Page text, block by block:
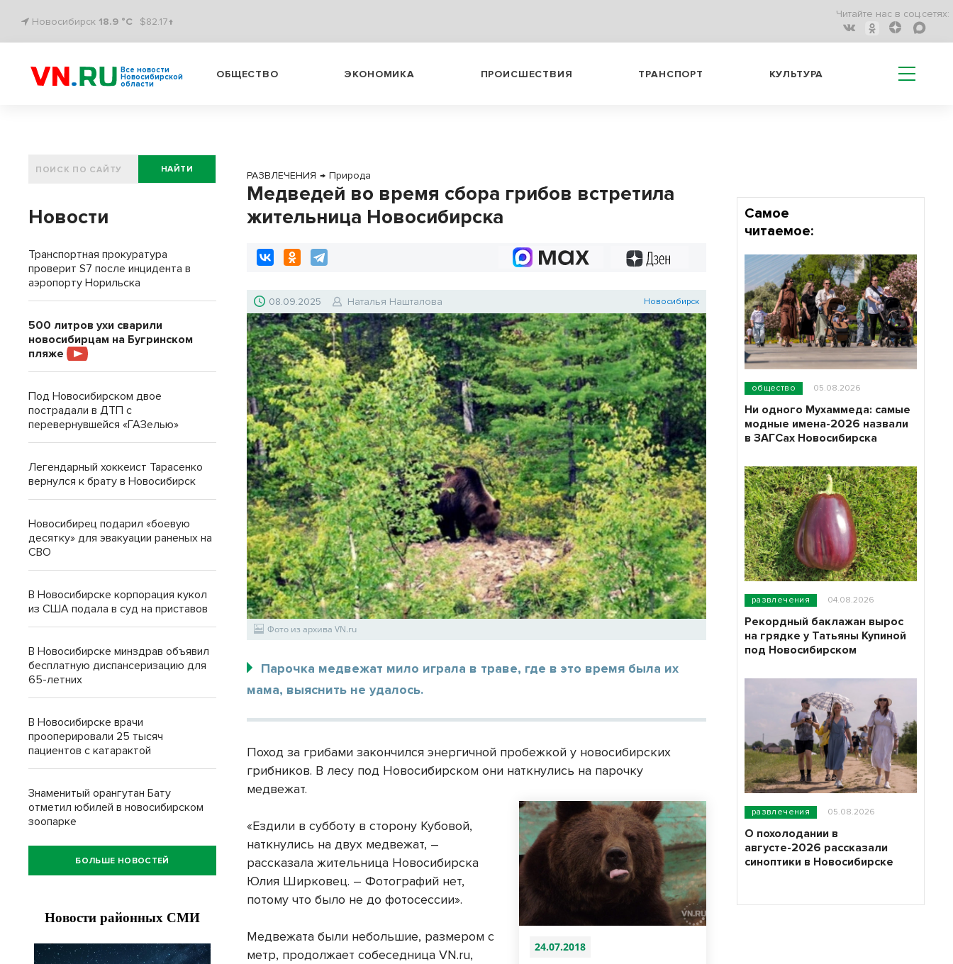
Новосибирск 18.9 °C $82.17↑
Читайте нас в соц.сетях:
Все новости
Новосибирской
области
ОБЩЕСТВО ЭКОНОМИКА ПРОИСШЕСТВИЯ ТРАНСПОРТ КУЛЬТУРА
РАЗВЛЕЧЕНИЯ → Природа
Медведей во время сбора грибов встретила
жительница Новосибирска
08.09.2025 Наталья Нашталова Новосибирск
Фото из архива VN.ru
Парочка медвежат мило играла в траве, где в это время была их
мама, выяснить не удалось.
Поход за грибами закончился энергичной пробежкой у новосибирских
грибников. В лесу под Новосибирском они наткнулись на парочку
медвежат.
24.07.2018
«Ездили в субботу в сторону Кубовой,
наткнулись на двух медвежат, –
рассказала жительница Новосибирска
Юлия Ширковец. – Фотографий нет,
потому что было не до фотосессии».
Медвежата были небольшие, размером с
метр, продолжает собеседница VN.ru,
НАЙТИ
Новости
Транспортная прокуратура
проверит S7 после инцидента в
аэропорту Норильска
500 литров ухи сварили
новосибирцам на Бугринском
пляже
Под Новосибирском двое
пострадали в ДТП с
перевернувшейся «ГАЗелью»
Легендарный хоккеист Тарасенко
вернулся к брату в Новосибирск
Новосибирец подарил «боевую
десятку» для эвакуации раненых на
СВО
В Новосибирске корпорация кукол
из США подала в суд на приставов
В Новосибирске минздрав объявил
бесплатную диспансеризацию для
65-летних
В Новосибирске врачи
прооперировали 25 тысяч
пациентов с катарактой
Знаменитый орангутан Бату
отметил юбилей в новосибирском
зоопарке
БОЛЬШЕ НОВОСТЕЙ
Самое
читаемое:
общество 05.08.2026
Ни одного Мухаммеда: самые
модные имена-2026 назвали
в ЗАГСах Новосибирска
развлечения 04.08.2026
Рекордный баклажан вырос
на грядке у Татьяны Купиной
под Новосибирском
развлечения 05.08.2026
О похолодании в
августе-2026 рассказали
синоптики в Новосибирске